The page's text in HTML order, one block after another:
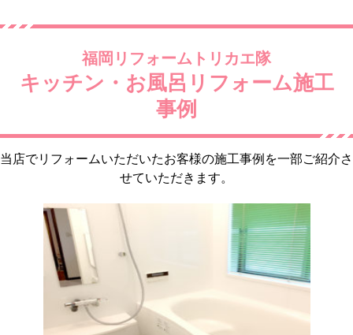
福岡リフォームトリカエ隊
キッチン・お風呂リフォーム施工
事例
当店でリフォームいただいたお客様の施工事例を一部ご紹介さ
せていただきます。